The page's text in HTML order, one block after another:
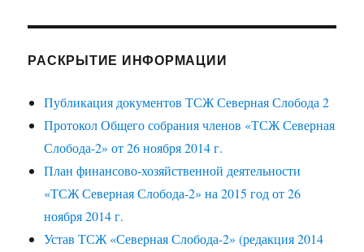
РАСКРЫТИЕ ИНФОРМАЦИИ
Публикация документов ТСЖ Северная Слобода 2
Протокол Общего собрания членов «ТСЖ Северная
Слобода-2» от 26 ноября 2014 г.
План финансово-хозяйственной деятельности
«ТСЖ Северная Слобода-2» на 2015 год от 26
ноября 2014 г.
Устав ТСЖ «Северная Слобода-2» (редакция 2014